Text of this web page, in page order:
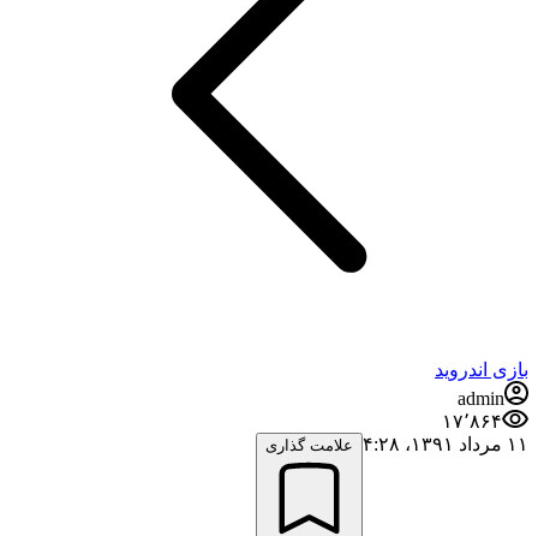
بازی اندروید
admin
۱۷٬۸۶۴
۱۱ مرداد ۱۳۹۱،‏ ۴:۲۸
علامت گذاری